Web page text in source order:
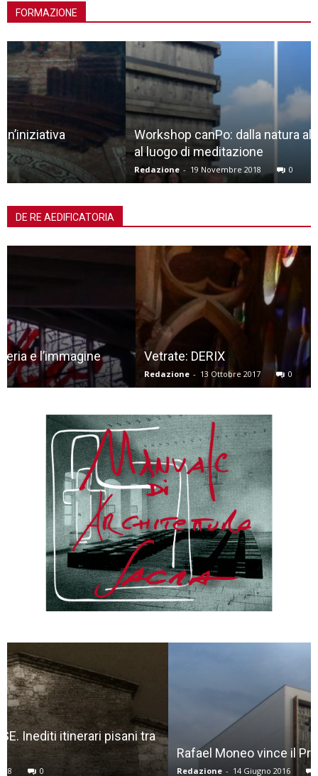
FORMAZIONE
Workshop canPo: dalla natura allo spazio liminale,
al luogo di meditazione
Redazione - 19 Novembre 2018 0
DE RE AEDIFICATORIA
Vetrate: DERIX
Redazione - 13 Ottobre 2017 0
Rafael Moneo vince il Premio Frate Sole 2016
Redazione - 0